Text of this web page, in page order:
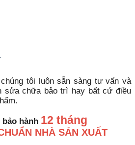
tôi luôn sẵn sàng tư vấn và
sửa chữa bảo trì hay bất cứ điều
hành 12 tháng
NHÀ SẢN XUẤT